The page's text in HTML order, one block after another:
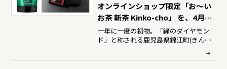
オンラインショップ限定「お～い
お茶 新茶 Kinko-cho」 を、4月20
日（月）に予約販売開始、5月15
日（金）より順次発送開始
一年に一度の初物。「緑のダイヤモン
ド」と称される鹿児島県錦江町(きんこ